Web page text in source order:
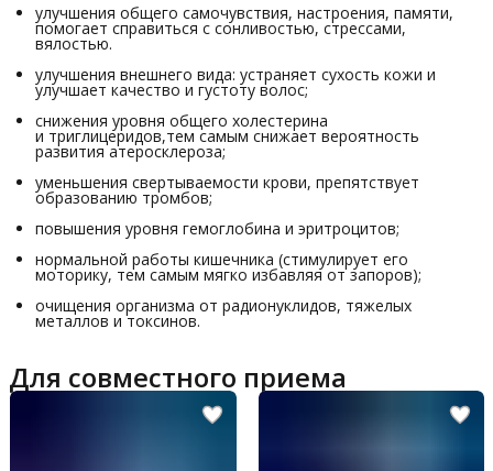
улучшения общего самочувствия, настроения, памяти,
помогает справиться с сонливостью, стрессами,
вялостью.
улучшения внешнего вида: устраняет сухость кожи и
улучшает качество и густоту волос;
снижения уровня общего холестерина
и триглицеридов,тем самым снижает вероятность
развития атеросклероза;
уменьшения свертываемости крови, препятствует
образованию тромбов;
повышения уровня гемоглобина и эритроцитов;
нормальной работы кишечника (стимулирует его
моторику, тем самым мягко избавляя от запоров);
очищения организма от радионуклидов, тяжелых
металлов и токсинов.
Для совместного приема